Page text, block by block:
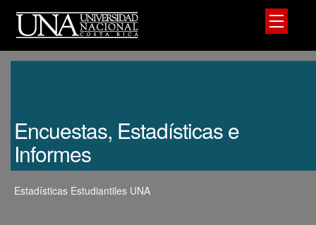
Encuestas, Estadísticas e
Informes
Estadísticas Estudiantiles UNA